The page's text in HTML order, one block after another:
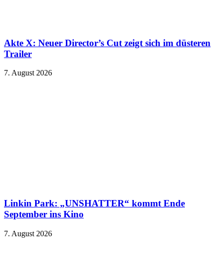
Akte X: Neuer Director’s Cut zeigt sich im düsteren
Trailer
7. August 2026
Linkin Park: „UNSHATTER“ kommt Ende
September ins Kino
7. August 2026